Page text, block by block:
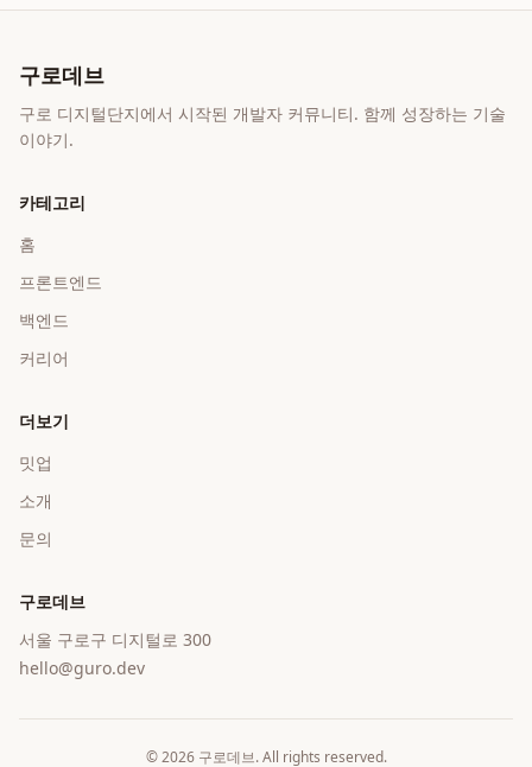
구로데브
구로 디지털단지에서 시작된 개발자 커뮤니티. 함께 성장하는 기술
이야기.
카테고리
홈
프론트엔드
백엔드
커리어
더보기
밋업
소개
문의
구로데브
서울 구로구 디지털로 300
hello@guro.dev
©2026 구로데브. All rights reserved.